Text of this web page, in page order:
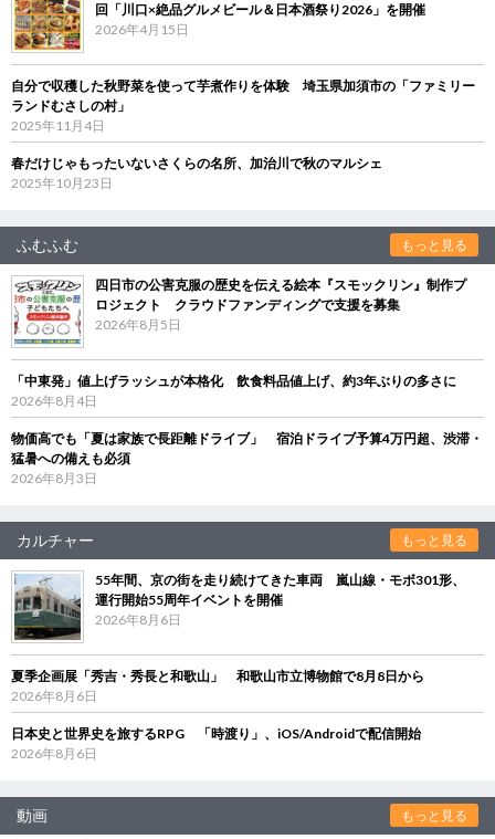
回「川口×絶品グルメビール＆日本酒祭り2026」を開催
2026年4月15日
自分で収穫した秋野菜を使って芋煮作りを体験 埼玉県加須市の「ファミリー
ランドむさしの村」
2025年11月4日
春だけじゃもったいないさくらの名所、加治川で秋のマルシェ
2025年10月23日
ふむふむ もっと見る
四日市の公害克服の歴史を伝える絵本『スモックリン』制作プ
ロジェクト クラウドファンディングで支援を募集
2026年8月5日
「中東発」値上げラッシュが本格化 飲食料品値上げ、約3年ぶりの多さに
2026年8月4日
物価高でも「夏は家族で長距離ドライブ」 宿泊ドライブ予算4万円超、渋滞・
猛暑への備えも必須
2026年8月3日
カルチャー もっと見る
55年間、京の街を走り続けてきた車両 嵐山線・モボ301形、
運行開始55周年イベントを開催
2026年8月6日
夏季企画展「秀吉・秀長と和歌山」 和歌山市立博物館で8月8日から
2026年8月6日
日本史と世界史を旅するRPG 「時渡り」、iOS/Androidで配信開始
2026年8月6日
動画 もっと見る